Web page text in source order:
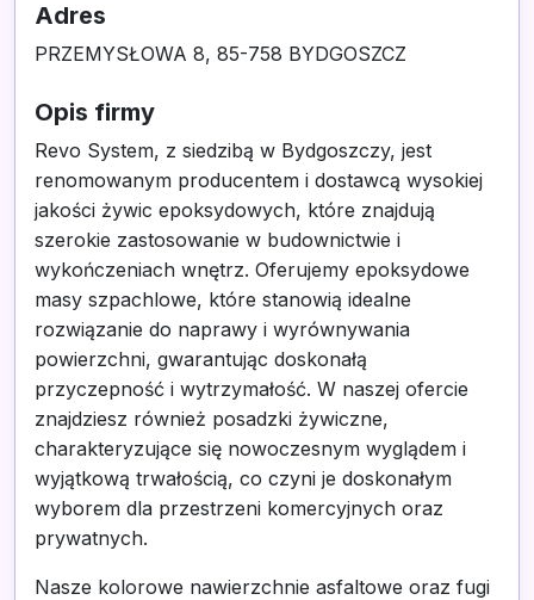
Adres
PRZEMYSŁOWA 8, 85-758 BYDGOSZCZ
Opis firmy
Revo System, z siedzibą w Bydgoszczy, jest
renomowanym producentem i dostawcą wysokiej
jakości żywic epoksydowych, które znajdują
szerokie zastosowanie w budownictwie i
wykończeniach wnętrz. Oferujemy epoksydowe
masy szpachlowe, które stanowią idealne
rozwiązanie do naprawy i wyrównywania
powierzchni, gwarantując doskonałą
przyczepność i wytrzymałość. W naszej ofercie
znajdziesz również posadzki żywiczne,
charakteryzujące się nowoczesnym wyglądem i
wyjątkową trwałością, co czyni je doskonałym
wyborem dla przestrzeni komercyjnych oraz
prywatnych.
Nasze kolorowe nawierzchnie asfaltowe oraz fugi